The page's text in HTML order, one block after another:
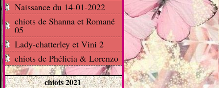
Naissance du 14-01-2022
chiots de Shanna et Romané
05
Lady-chatterley et Vini 2
chiots de Phélicia & Lorenzo
chiots 2021